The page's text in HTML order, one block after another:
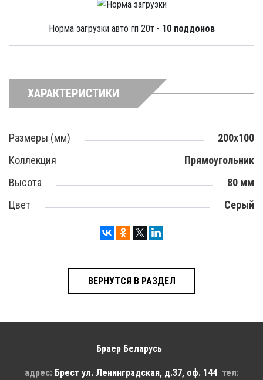
Норма загрузки авто гп 20т - 10 поддонов
ХАРАКТЕРИСТИКИ
Размеры (мм)
200х100
Коллекция
Прямоугольник
Высота
80 мм
Цвет
Серый
ВЕРНУТСЯ В РАЗДЕЛ
Браер Беларусь
адрес: Брест ул. Ленинградская, д.37, оф. 144 тел: